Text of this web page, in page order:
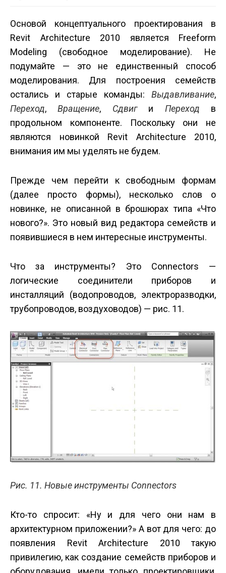
Основой концептуального проектирования в
Revit Architecture 2010 является Freeform
Modeling (свободное моделирование). Не
подумайте — это не единственный способ
моделирования. Для построения семейств
остались и старые команды: Выдавливание,
Переход,Вращение, Сдвиги Переход в
продольном компоненте. Поскольку они не
являются новинкой Revit Architecture 2010,
внимания им мы уделять не будем.
Прежде чем перейти к свободным формам
(далее просто формы), несколько слов о
новинке, не описанной в брошюрах типа «Что
нового?». Это новый вид редактора семейств и
появившиеся в нем интересные инструменты.
Что за инструменты? Это Connectors —
логические соединители приборов и
инсталляций (водопроводов, электроразводки,
трубопроводов, воздуховодов) — рис. 11.
Рис. 11. Новые инструменты Connectors
Кто-то спросит: «Ну и для чего они нам в
архитектурном приложении?» А вот для чего: до
появления Revit Architecture 2010 такую
привилегию, как создание семейств приборов и